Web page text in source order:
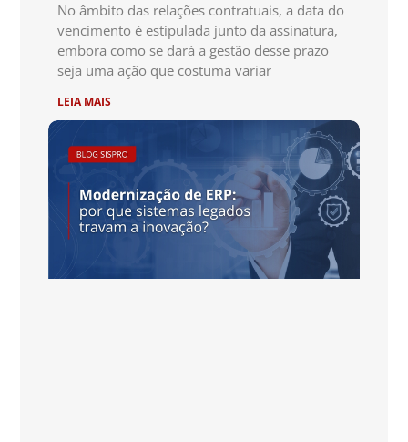
No âmbito das relações contratuais, a data do
vencimento é estipulada junto da assinatura,
embora como se dará a gestão desse prazo
seja uma ação que costuma variar
LEIA MAIS